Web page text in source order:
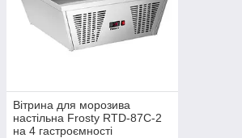
Вітрина для морозива
настільна Frosty RTD-87C-2
на 4 гастроємності